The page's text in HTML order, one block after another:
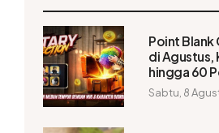
Point Blank
di Agustus,
hingga 60
Sabtu, 8